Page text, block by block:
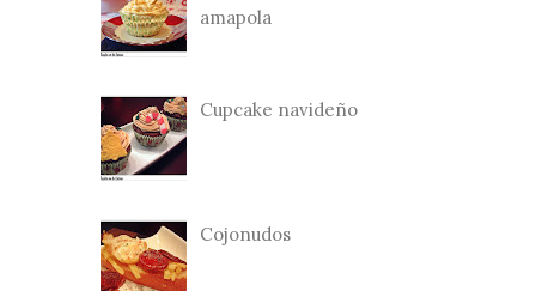
amapola
Cupcake navideño
Cojonudos